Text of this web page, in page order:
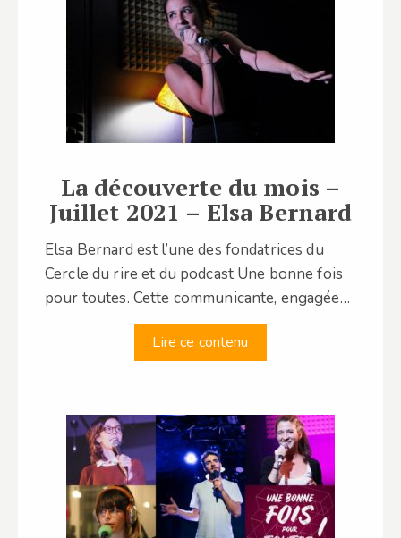
La découverte du mois –
Juillet 2021 – Elsa Bernard
Elsa Bernard est l’une des fondatrices du
Cercle du rire et du podcast Une bonne fois
pour toutes. Cette communicante, engagée…
Lire ce contenu